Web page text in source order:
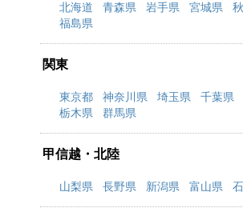
北海道 青森県 岩手県 宮城県
福島県
関東
東京都 神奈川県 埼玉県 千葉県
栃木県
群馬県
甲信越・北陸
山梨県 長野県 新潟県 富山県